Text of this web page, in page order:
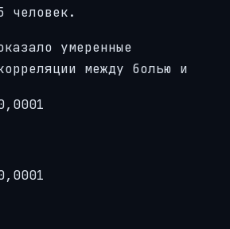
человек.
умеренные
между болью и